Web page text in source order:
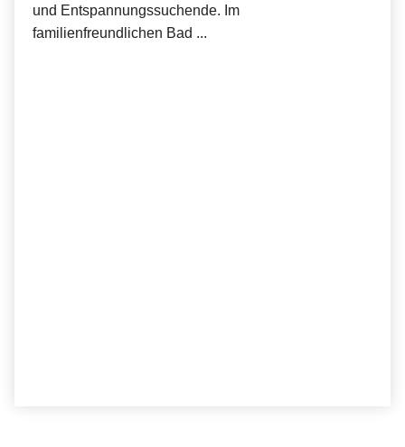
und Entspannungssuchende. Im
familienfreundlichen Bad ...